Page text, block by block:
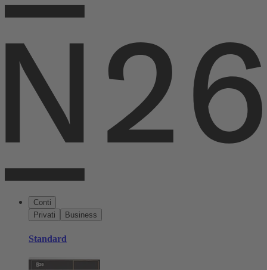
Conti
Privati
Business
Standard